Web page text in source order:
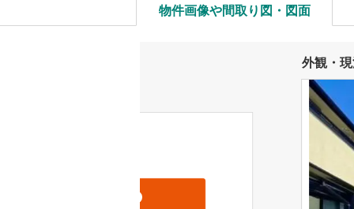
物件画像や間取り図・図面
外観・